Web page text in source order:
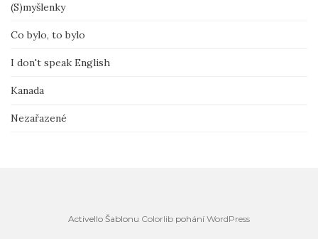
(S)myšlenky
Co bylo, to bylo
I don't speak English
Kanada
Nezařazené
Activello Šablonu Colorlib pohání WordPress